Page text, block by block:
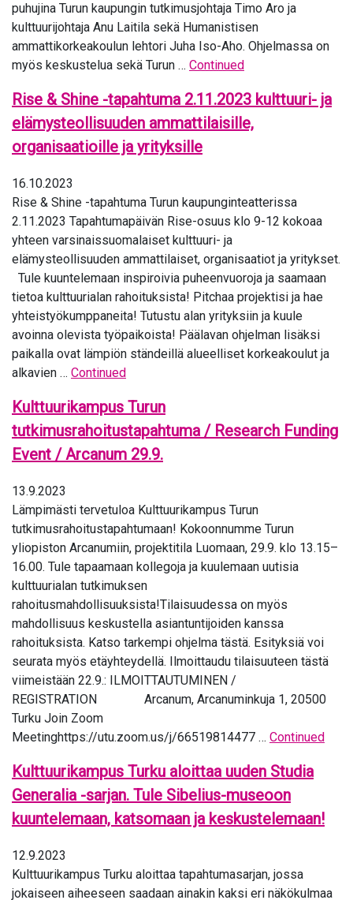
puhujina Turun kaupungin tutkimusjohtaja Timo Aro ja
kulttuurijohtaja Anu Laitila sekä Humanistisen
ammattikorkeakoulun lehtori Juha Iso-Aho. Ohjelmassa on
myös keskustelua sekä Turun … Continued
Rise & Shine -tapahtuma 2.11.2023 kulttuuri- ja
elämysteollisuuden ammattilaisille,
organisaatioille ja yrityksille
16.10.2023
Rise & Shine -tapahtuma Turun kaupunginteatterissa
2.11.2023 Tapahtumapäivän Rise-osuus klo 9-12 kokoaa
yhteen varsinaissuomalaiset kulttuuri- ja
elämysteollisuuden ammattilaiset, organisaatiot ja yritykset.
Tule kuuntelemaan inspiroivia puheenvuoroja ja saamaan
tietoa kulttuurialan rahoituksista! Pitchaa projektisi ja hae
yhteistyökumppaneita! Tutustu alan yrityksiin ja kuule
avoinna olevista työpaikoista! Päälavan ohjelman lisäksi
paikalla ovat lämpiön ständeillä alueelliset korkeakoulut ja
alkavien … Continued
Kulttuurikampus Turun
tutkimusrahoitustapahtuma / Research Funding
Event / Arcanum 29.9.
13.9.2023
Lämpimästi tervetuloa Kulttuurikampus Turun
tutkimusrahoitustapahtumaan! Kokoonnumme Turun
yliopiston Arcanumiin, projektitila Luomaan, 29.9. klo 13.15–
16.00. Tule tapaamaan kollegoja ja kuulemaan uutisia
kulttuurialan tutkimuksen
rahoitusmahdollisuuksista!Tilaisuudessa on myös
mahdollisuus keskustella asiantuntijoiden kanssa
rahoituksista. Katso tarkempi ohjelma tästä. Esityksiä voi
seurata myös etäyhteydellä. Ilmoittaudu tilaisuuteen tästä
viimeistään 22.9.: ILMOITTAUTUMINEN /
REGISTRATION Arcanum, Arcanuminkuja 1, 20500
Turku Join Zoom
Meetinghttps://utu.zoom.us/j/66519814477 … Continued
Kulttuurikampus Turku aloittaa uuden Studia
Generalia -sarjan. Tule Sibelius-museoon
kuuntelemaan, katsomaan ja keskustelemaan!
12.9.2023
Kulttuurikampus Turku aloittaa tapahtumasarjan, jossa
jokaiseen aiheeseen saadaan ainakin kaksi eri näkökulmaa